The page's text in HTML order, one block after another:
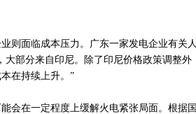
则面临成本压力。广东一家发电企业有关
部分来自印尼。除了印尼价格政策调整外
在持续上升。”
会在一定程度上缓解火电紧张局面。根据